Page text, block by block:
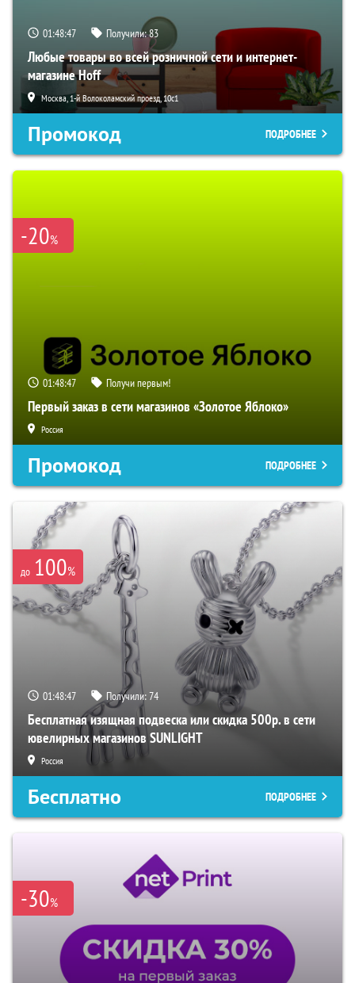
01:48:46 Получили:83
Любые товары во всей розничной сети и интернет-
магазине Hoff
Москва, 1-й Волоколамский проезд, 10с1
Промокод ПОДРОБНЕЕ
-20%
01:48:46 Получи первым!
Первый заказ в сети магазинов «Золотое Яблоко»
Россия
Промокод ПОДРОБНЕЕ
до 100%
01:48:46 Получили:74
Бесплатная изящная подвеска или скидка 500р. в сети
ювелирных магазинов SUNLIGHT
Россия
Бесплатно ПОДРОБНЕЕ
-30%